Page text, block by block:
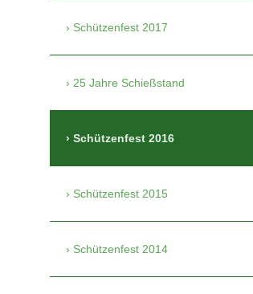
Schützenfest 2017
25 Jahre Schießstand
Schützenfest 2016
Schützenfest 2015
Schützenfest 2014